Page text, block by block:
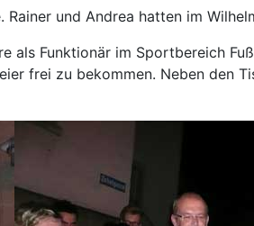
und Andrea hatten im
als Funktionär im Sportbereich
frei zu bekommen. Neben den